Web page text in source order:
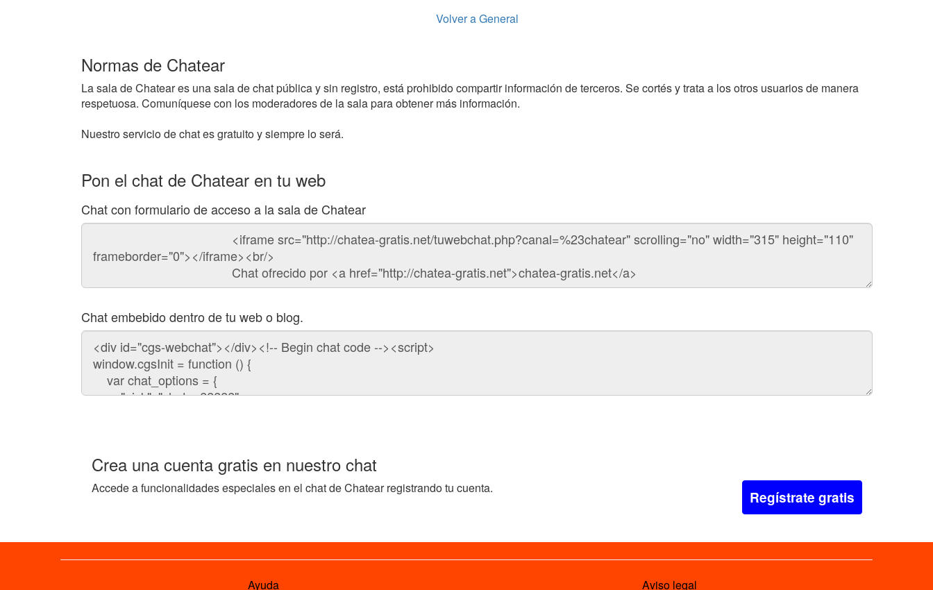
Volver a General
Normas de Chatear
La sala de Chatear es una sala de chat pública y sin registro, está prohibido compartir información de terceros. Se cortés y trata a los otros usuarios de manera
respetuosa. Comuníquese con los moderadores de la sala para obtener más información.
Nuestro servicio de chat es gratuito y siempre lo será.
Pon el chat de Chatear en tu web
Chat con formulario de acceso a la sala de Chatear
Código
chat
Chat embebido dentro de tu web o blog.
Código
para
embeber
chat
Crea una cuenta gratis en nuestro chat
Accede a funcionalidades especiales en el chat de Chatear registrando tu cuenta.
Regístrate gratis
Ayuda Aviso legal